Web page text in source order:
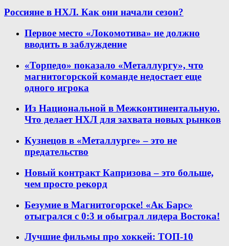
Россияне в НХЛ. Как они начали сезон?
Первое место «Локомотива» не должно
вводить в заблуждение
«Торпедо» показало «Металлургу», что
магнитогорской команде недостает еще
одного игрока
Из Национальной в Межконтинентальную.
Что делает НХЛ для захвата новых рынков
Кузнецов в «Металлурге» – это не
предательство
Новый контракт Капризова – это больше,
чем просто рекорд
Безумие в Магнитогорске! «Ак Барс»
отыгрался с 0:3 и обыграл лидера Востока!
Лучшие фильмы про хоккей: ТОП-10